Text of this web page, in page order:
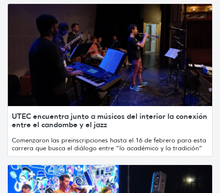
UTEC encuentra junto a músicos del interior la conexión
entre el candombe y el jazz
Comenzaron las preinscripciones hasta el 16 de febrero para esta
carrera que busca el diálogo entre “lo académico y la tradición”